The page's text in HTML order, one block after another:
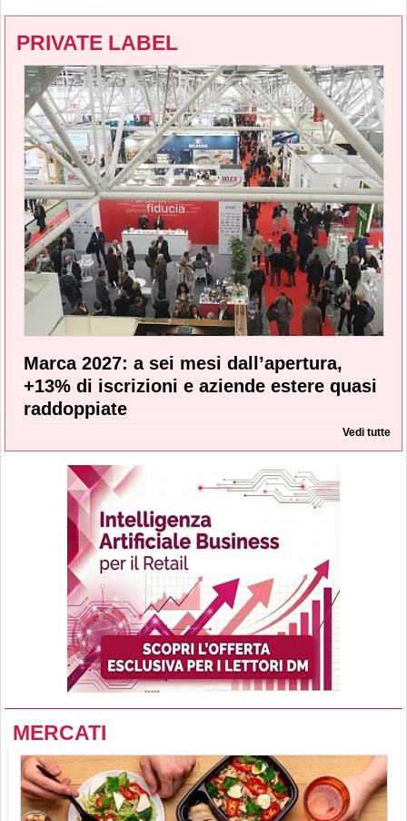
PRIVATE LABEL
Marca 2027: a sei mesi dall’apertura,
+13% di iscrizioni e aziende estere quasi
raddoppiate
Vedi tutte
MERCATI